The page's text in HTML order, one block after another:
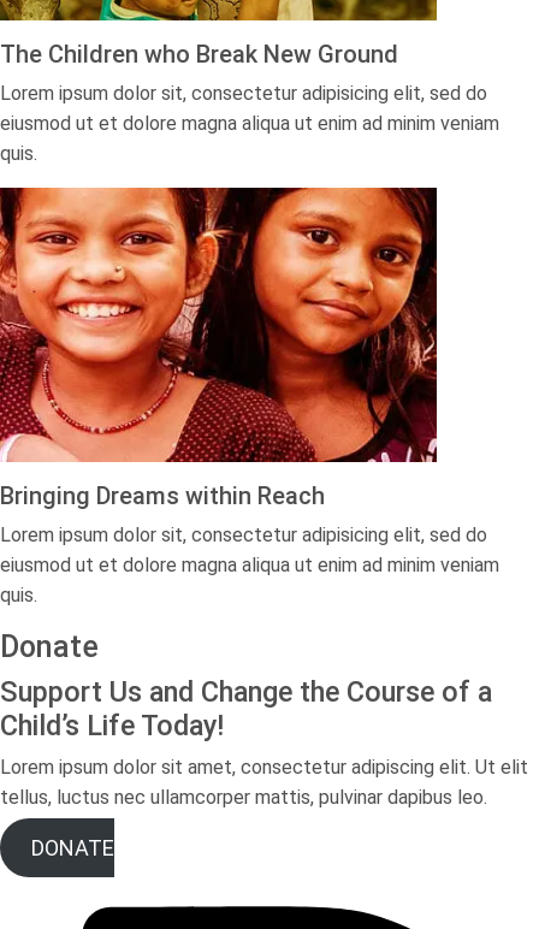
The Children who Break New Ground​
Lorem ipsum dolor sit, consectetur adipisicing elit, sed do
eiusmod ut et dolore magna aliqua ut enim ad minim veniam
quis.
Bringing Dreams within Reach​
Lorem ipsum dolor sit, consectetur adipisicing elit, sed do
eiusmod ut et dolore magna aliqua ut enim ad minim veniam
quis.
Donate
Support Us and Change the Course of a
Child’s Life Today!
Lorem ipsum dolor sit amet, consectetur adipiscing elit. Ut elit
tellus, luctus nec ullamcorper mattis, pulvinar dapibus leo.
DONATE